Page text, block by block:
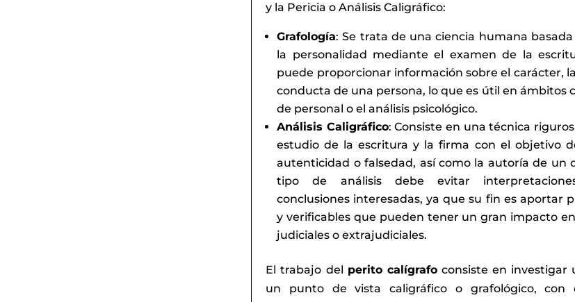
y la Pericia o Análisis Caligráfico:
Grafología: Se trata de una ciencia humana
la personalidad mediante el examen de la
puede proporcionar información sobre el carácter,
conducta de una persona, lo que es útil en ámbitos
de personal o el análisis psicológico.
Análisis Caligráfico: Consiste en una técnica
estudio de la escritura y la firma con el objetivo
autenticidad o falsedad, así como la autoría de un
tipo de análisis debe evitar
conclusiones interesadas, ya que su fin es aportar
y verificables que pueden tener un gran impacto
judiciales o extrajudiciales.
El trabajo del perito calígrafoconsiste en investigar
un punto de vista caligráfico o grafológico, con